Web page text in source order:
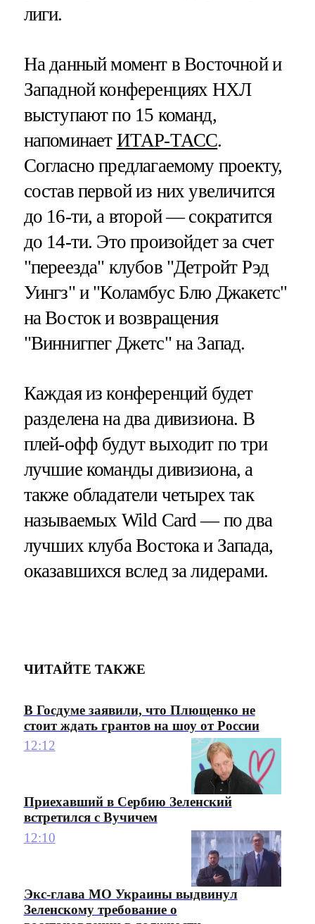
лиги.
На данный момент в Восточной и
Западной конференциях НХЛ
выступают по 15 команд,
напоминает ИТАР-ТАСС.
Согласно предлагаемому проекту,
состав первой из них увеличится
до 16-ти, а второй — сократится
до 14-ти. Это произойдет за счет
"переезда" клубов "Детройт Рэд
Уингз" и "Коламбус Блю Джакетс"
на Восток и возвращения
"Виннигпег Джетс" на Запад.
Каждая из конференций будет
разделена на два дивизиона. В
плей-офф будут выходит по три
лучшие команды дивизиона, а
также обладатели четырех так
называемых Wild Card — по два
лучших клуба Востока и Запада,
оказавшихся вслед за лидерами.
ЧИТАЙТЕ ТАКЖЕ
В Госдуме заявили, что Плющенко не
стоит ждать грантов на шоу от России
12:12
Приехавший в Сербию Зеленский
встретился с Вучичем
12:10
Экс-глава МО Украины выдвинул
Зеленскому требование о